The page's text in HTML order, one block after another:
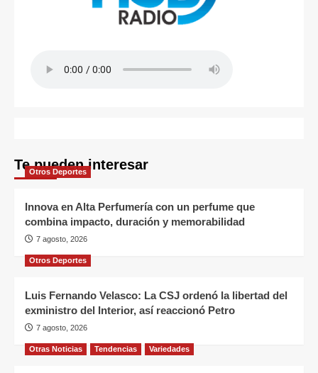
Te pueden interesar
Otros Deportes
Innova en Alta Perfumería con un perfume que
combina impacto, duración y memorabilidad
7 agosto, 2026
Otros Deportes
Luis Fernando Velasco: La CSJ ordenó la libertad del
exministro del Interior, así reaccionó Petro
7 agosto, 2026
Otras Noticias Tendencias Variedades